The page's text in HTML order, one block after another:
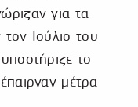
για τα
Ιούλιο του
το
μέτρα